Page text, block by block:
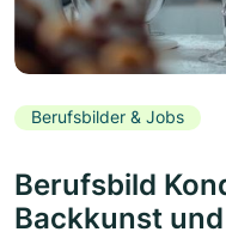
Berufsbilder & Jobs
Berufsbild
Backkunst